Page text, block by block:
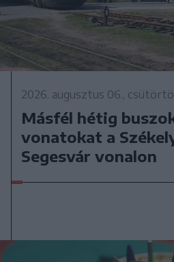
2026. augusztus 06.,
Másfél hétig
vonatokat a
Segesvár vonalon